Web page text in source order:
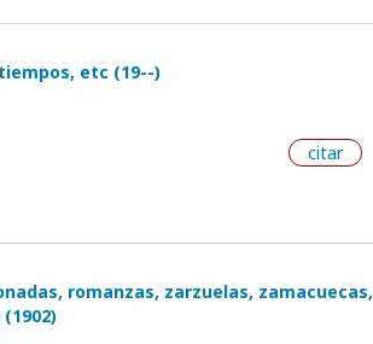
etc (19--)
citar
romanzas, zarzuelas, zamacuecas,